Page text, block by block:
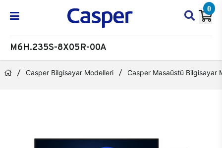
0
M6H.235S-8X05R-00A
Casper Bilgisayar Modelleri Casper Masaüstü Bilgisayar